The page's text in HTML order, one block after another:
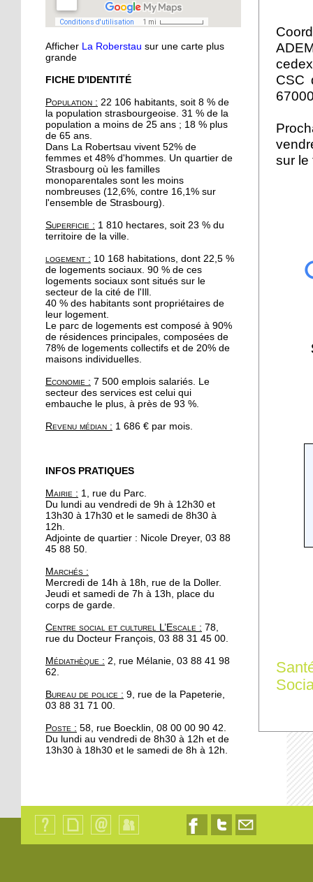
Oser parler avec les
marionnettes
11 octobre 2018
Avec l'atelier "à vos
binettes", on nourrit le sol
sans produits chimiques
10 octobre 2018
Initier les seniors aux
cosmétiques naturels
10 octobre 2018
débarque à l'Escale
19 octobre 2017
Le quartier reste une
valeur sûre pour les
promoteurs immobiliers
19 octobre 2017
A l'Escale, Halloween se
19 octobre 2017
Le barrage de la
Robertsau sous bonne
18 octobre 2017
" Y a pas d'âge pour le
yoga !"
17 octobre 2017
portée de main
17 octobre 2017
Se redresser grâce au
Parcours
Automne fleuri pour les
commerces à la
Robertsau
13 octobre 2017
13 octobre 2017
Apéro Compost à l'Escale
Afficher La Roberstau sur une carte plus
grande
FICHE D'IDENTITÉ
Population : 22 106 habitants, soit 8 % de
la population strasbourgeoise. 31 % de la
population a moins de 25 ans ; 18 % plus
de 65 ans.
Dans La Robertsau vivent 52% de
femmes et 48% d'hommes. Un quartier de
Strasbourg où les familles
monoparentales sont les moins
nombreuses (12,6%, contre 16,1% sur
l'ensemble de Strasbourg).
Superficie : 1 810 hectares, soit 23 % du
territoire de la ville.
logement : 10 168 habitations, dont 22,5 %
de logements sociaux. 90 % de ces
logements sociaux sont situés sur le
secteur de la cité de l'Ill.
40 % des habitants sont propriétaires de
leur logement.
Le parc de logements est composé à 90%
de résidences principales, composées de
78% de logements collectifs et de 20% de
maisons individuelles.
Economie : 7 500 emplois salariés. Le
secteur des services est celui qui
embauche le plus, à près de 93 %.
Revenu médian : 1 686 € par mois.
INFOS PRATIQUES
Mairie : 1, rue du Parc.
Du lundi au vendredi de 9h à 12h30 et
13h30 à 17h30 et le samedi de 8h30 à
12h.
Adjointe de quartier : Nicole Dreyer, 03 88
45 88 50.
Marchés :
Mercredi de 14h à 18h, rue de la Doller.
Jeudi et samedi de 7h à 13h, place du
corps de garde.
Centre social et culturel L’Escale : 78,
rue du Docteur François, 03 88 31 45 00.
Médiathèque : 2, rue Mélanie, 03 88 41 98
62.
Bureau de police : 9, rue de la Papeterie,
03 88 31 71 00.
Poste : 58, rue Boecklin, 08 00 00 90 42.
Du lundi au vendredi de 8h30 à 12h et de
13h30 à 18h30 et le samedi de 8h à 12h.
CSC
sur le